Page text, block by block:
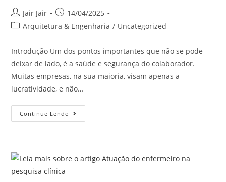
Jair Jair
14/04/2025
Arquitetura & Engenharia / Uncategorized
Introdução Um dos pontos importantes que não se pode
deixar de lado, é a saúde e segurança do colaborador.
Muitas empresas, na sua maioria, visam apenas a
lucratividade, e não…
Continue Lendo